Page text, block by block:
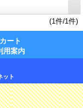
(1件/1件)
ート
用案内
ット